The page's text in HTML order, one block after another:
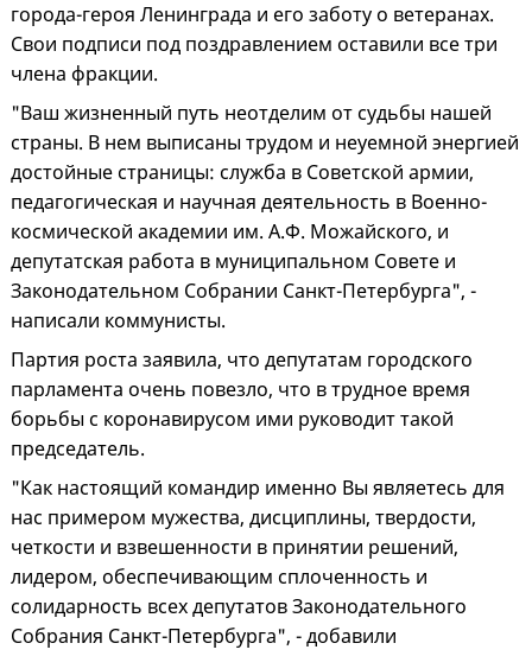
города-героя Ленинграда и его заботу о ветеранах.
Свои подписи под поздравлением оставили все три
члена фракции.
"Ваш жизненный путь неотделим от судьбы нашей
страны. В нем выписаны трудом и неуемной энергией
достойные страницы: служба в Советской армии,
педагогическая и научная деятельность в Военно-
космической академии им. А.Ф. Можайского, и
депутатская работа в муниципальном Совете и
Законодательном Собрании Санкт-Петербурга", -
написали коммунисты.
Партия роста заявила, что депутатам городского
парламента очень повезло, что в трудное время
борьбы с коронавирусом ими руководит такой
председатель.
"Как настоящий командир именно Вы являетесь для
нас примером мужества, дисциплины, твердости,
четкости и взвешенности в принятии решений,
лидером, обеспечивающим сплоченность и
солидарность всех депутатов Законодательного
Собрания Санкт-Петербурга", - добавили